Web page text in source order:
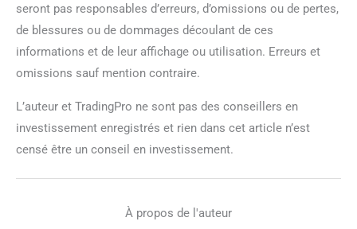
seront pas responsables d’erreurs, d’omissions ou de pertes,
de blessures ou de dommages découlant de ces
informations et de leur affichage ou utilisation. Erreurs et
omissions sauf mention contraire.
L’auteur et TradingPro ne sont pas des conseillers en
investissement enregistrés et rien dans cet article n’est
censé être un conseil en investissement.
À propos de l'auteur